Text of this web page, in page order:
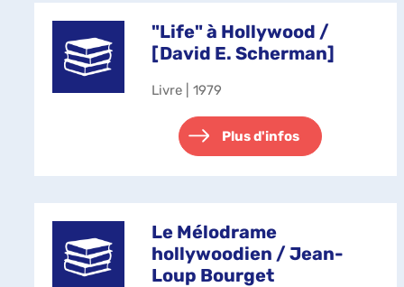
"Life" à Hollywood /
[David E. Scherman]
Livre | 1979
Plus d'infos
Le Mélodrame
hollywoodien / Jean-
Loup Bourget